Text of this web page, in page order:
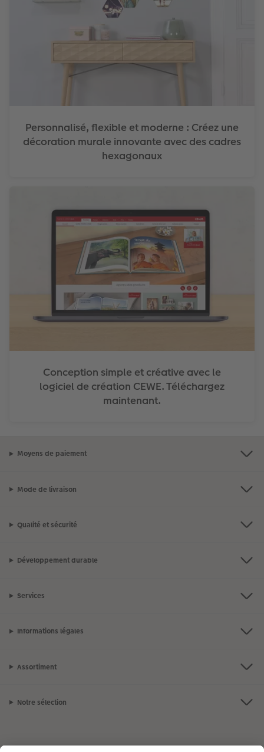
Personnalisé, flexible et moderne : Créez une
décoration murale innovante avec des cadres
hexagonaux
Conception simple et créative avec le
logiciel de création CEWE. Téléchargez
maintenant.
Moyens de paiement
Mode de livraison
Qualité et sécurité
Développement durable
Services
Informations légales
Assortiment
Notre sélection